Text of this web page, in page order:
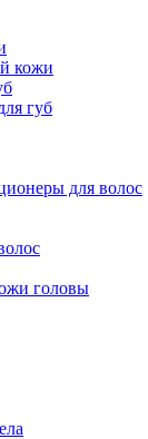
кожи
губ
для волос
головы